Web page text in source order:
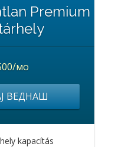
Premium
мо
ВЕДНАШ
kapacítás